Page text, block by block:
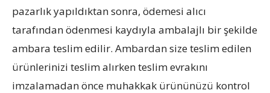
pazarlık yapıldıktan sonra, ödemesi alıcı
tarafından ödenmesi kaydıyla ambalajlı bir şekilde
ambara teslim edilir. Ambardan size teslim edilen
ürünlerinizi teslim alırken teslim evrakını
imzalamadan önce muhakkak ürününüzü kontrol